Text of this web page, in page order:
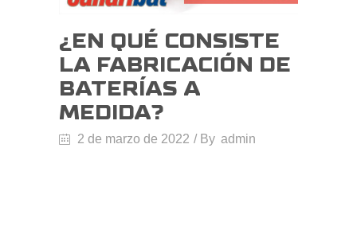
¿EN QUÉ CONSISTE
LA FABRICACIÓN DE
BATERÍAS A
MEDIDA?
2 de marzo de 2022 By admin